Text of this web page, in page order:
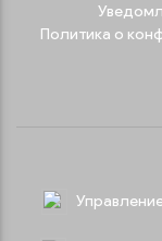
Политика о